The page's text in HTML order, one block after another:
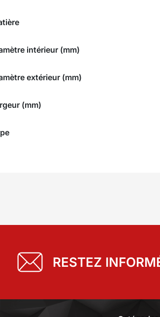
intérieur (mm)
extérieur (mm)
(mm)
RESTEZ